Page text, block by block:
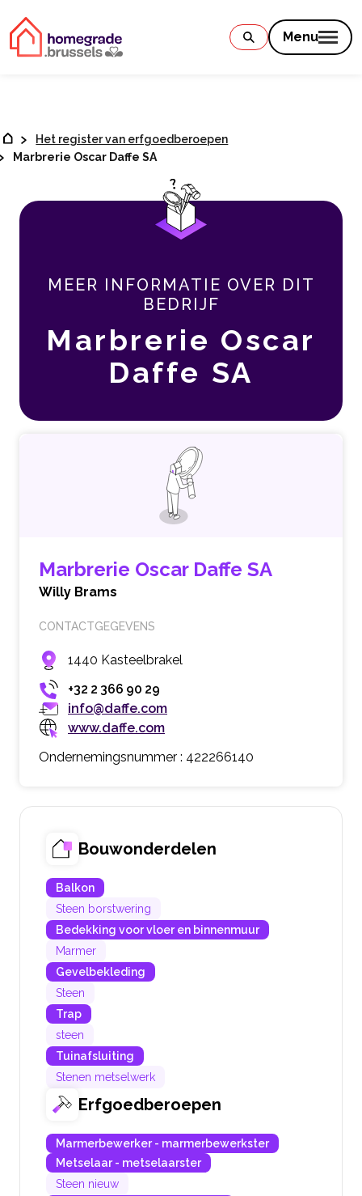
Menu
Het register van erfgoedberoepen
Marbrerie Oscar Daffe SA
MEER INFORMATIE OVER DIT
BEDRIJF
Marbrerie Oscar
Daffe SA
Marbrerie Oscar Daffe SA
Willy Brams
CONTACTGEGEVENS
1440 Kasteelbrakel
+32 2 366 90 29
info@daffe.com
www.daffe.com
Ondernemingsnummer : 422266140
Bouwonderdelen
Balkon
Steen borstwering
Bedekking voor vloer en binnenmuur
Marmer
Gevelbekleding
Steen
Trap
steen
Tuinafsluiting
Stenen metselwerk
Erfgoedberoepen
Marmerbewerker - marmerbewerkster
Metselaar - metselaarster
Steen nieuw